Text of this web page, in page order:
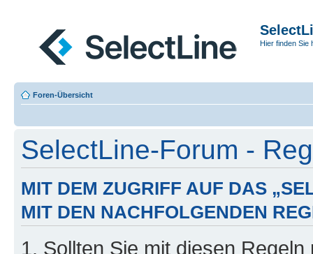
Hier finden Sie
Foren-Übersicht
SelectLine-Forum -
MIT DEM ZUGRIFF AUF DAS
MIT DEN NACHFOLGENDEN
1. Sollten Sie mit diesen